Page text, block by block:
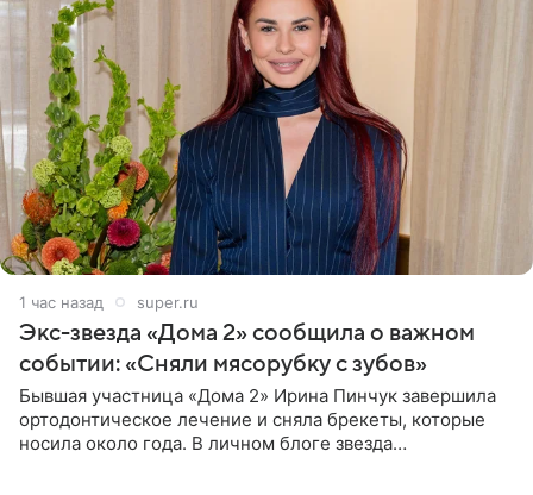
1 час назад super.ru
Экс-звезда «Дома 2» сообщила о важном
событии: «Сняли мясорубку с зубов»
Бывшая участница «Дома 2» Ирина Пинчук завершила
ортодонтическое лечение и сняла брекеты, которые
носила около года. В личном блоге звезда